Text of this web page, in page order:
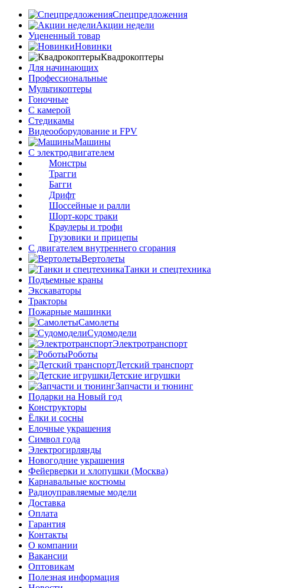
Спецпредложения
Акции недели
Уцененный товар
Новинки
Квадрокоптеры
Для начинающих
Профессиональные
Мультикоптеры
Гоночные
C камерой
Стедикамы
Видеооборудование и FPV
Машины
С электродвигателем
Монстры
Трагги
Багги
Дрифт
Шоссейные и ралли
Шорт-корс траки
Краулеры и трофи
Грузовики и прицепы
С двигателем внутреннего сгорания
Вертолеты
Танки и спецтехника
Подъемные краны
Экскаваторы
Тракторы
Пожарные машинки
Самолеты
Судомодели
Электротранспорт
Роботы
Детский транспорт
Детские игрушки
Запчасти и тюнинг
Подарки на Новый год
Конструкторы
Ёлки и сосны
Елочные украшения
Символ года
Электрогирлянды
Новогодние украшения
Фейерверки и хлопушки (Москва)
Карнавальные костюмы
Радиоуправляемые модели
Доставка
Оплата
Гарантия
Контакты
О компании
Вакансии
Оптовикам
Полезная информация